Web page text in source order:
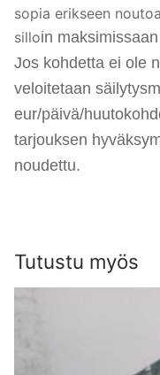
sopia erikseen
silloin
Jos kohdetta ei ole
veloitetaan
eur/päivä/
tarjouksen
noudettu.
Tutustu myös